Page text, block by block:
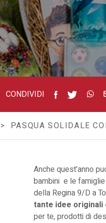
CONDIVIDI
> PASQUA SOLIDALE
Anche quest’anno
bambini e le famiglie
della Regina 9/D a
tante idee originali
per te, prodotti di